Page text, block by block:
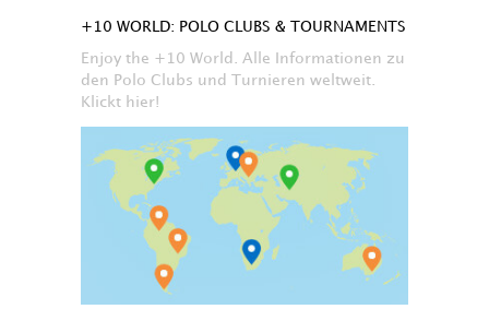
+10 WORLD: POLO CLUBS & TOURNAMENTS
Enjoy the +10 World. Alle Informationen zu
den Polo Clubs und Turnieren weltweit.
Klickt hier!